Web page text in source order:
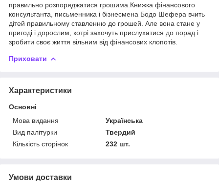
правильно розпоряджатися грошима.Книжка фінансового
консультанта, письменника і бізнесмена Бодо Шефера вчить
дітей правильному ставленню до грошей. Але вона стане у
пригоді і дорослим, котрі захочуть прислухатися до порад і
зробити своє життя вільним від фінансових клопотів.
Приховати
Характеристики
Основні
Мова видання
Українська
Вид палітурки
Твердий
Кількість сторінок
232 шт.
Умови доставки